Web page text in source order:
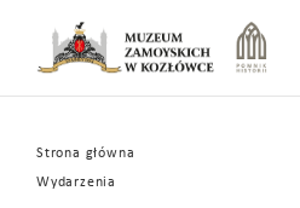
Strona główna
Wydarzenia